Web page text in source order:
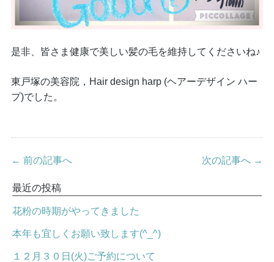
是非、皆さま健康で美しい髪の毛を維持してくださいね♪
東戸塚の美容院，Hair design harp (ヘアーデザイン ハー
プ)でした。
← 前の記事へ 次の記事へ →
最近の投稿
花粉の時期がやってきました
本年も宜しくお願い致します(^_^)
１２月３０日(火)ご予約について